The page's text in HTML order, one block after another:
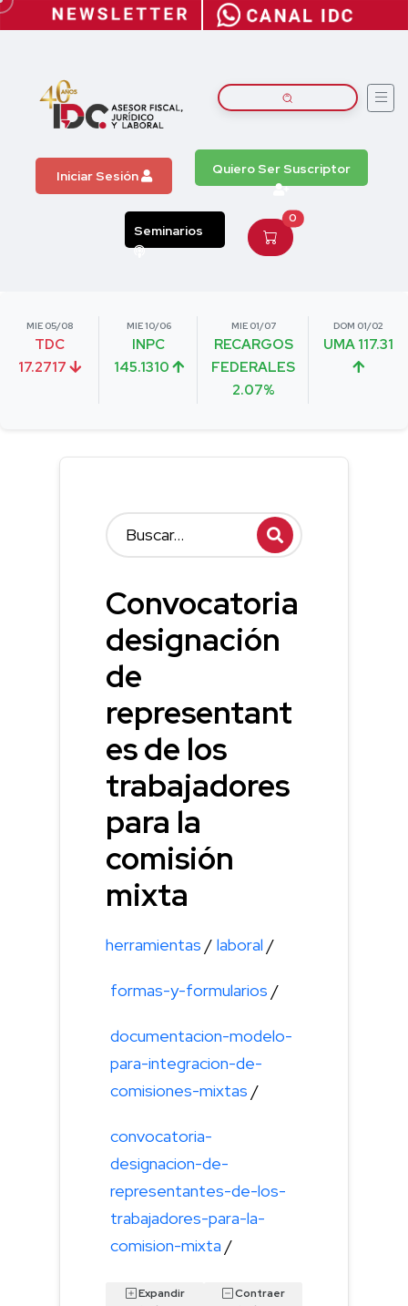
Iniciar Sesión Quiero Ser Suscriptor
Seminarios
0
MIE 05/08
TDC
17.2717
MIE 10/06
INPC
145.1310
MIE 01/07
RECARGOS
FEDERALES
2.07%
DOM 01/02
UMA 117.31
Convocatoria
designación
de
representant
es de los
trabajadores
para la
comisión
mixta
herramientas / laboral /
formas-y-formularios /
documentacion-modelo-
para-integracion-de-
comisiones-mixtas /
convocatoria-
designacion-de-
representantes-de-los-
trabajadores-para-la-
comision-mixta /
Expandir
Contraer